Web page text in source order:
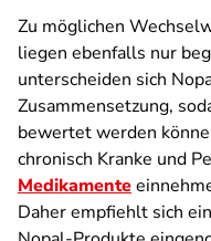
Zu möglichen
liegen ebenfalls nur
unterscheiden sich
Zusammensetzung,
bewertet werden
chronisch Kranke und
Medikamente
Daher empfiehlt sich